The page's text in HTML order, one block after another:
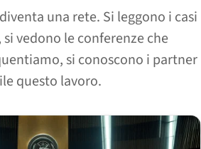
una rete. Si leggono i casi
vedono le conferenze che
si conoscono i partner
questo lavoro.